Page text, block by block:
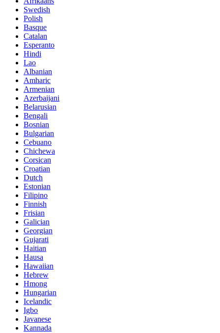
Swedish
Polish
Basque
Catalan
Esperanto
Hindi
Lao
Albanian
Amharic
Armenian
Azerbaijani
Belarusian
Bengali
Bosnian
Bulgarian
Cebuano
Chichewa
Corsican
Croatian
Dutch
Estonian
Filipino
Finnish
Frisian
Galician
Georgian
Gujarati
Haitian
Hausa
Hawaiian
Hebrew
Hmong
Hungarian
Icelandic
Igbo
Javanese
Kannada